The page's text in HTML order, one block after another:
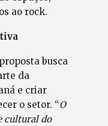
ao rock.
busca
da
e criar
o setor. “O
cultural do